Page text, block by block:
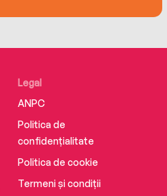
Legal
ANPC
Politica de
confidențialitate
Politica de cookie
Termeni și condiții